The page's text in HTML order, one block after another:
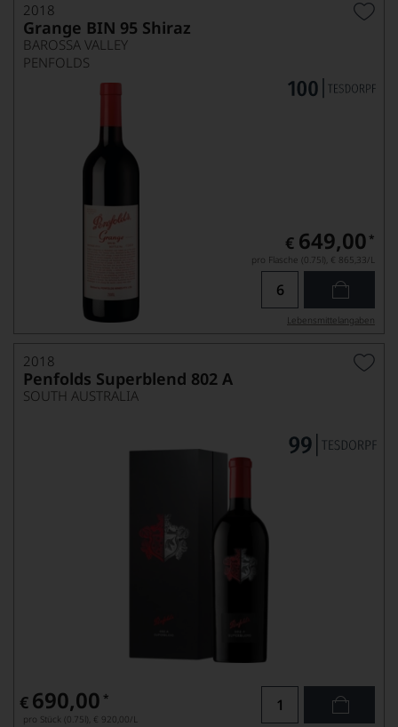
2018
Grange BIN 95 Shiraz
BAROSSA VALLEY
PENFOLDS
€ 649,00 *
pro Flasche (0.75l), € 865,33/L
Lebensmittel­angaben
2018
Penfolds Superblend 802 A
SOUTH AUSTRALIA
€ 690,00 *
pro Stück (0.75l), € 920,00/L